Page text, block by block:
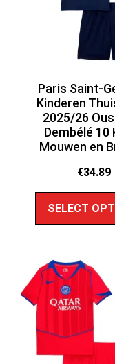
Paris Saint-
Kinderen
2025/26
Dembélé 10
Mouwen en
€34.89
SELECT